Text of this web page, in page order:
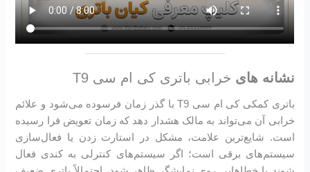
نشانه های خرابی باتری کی ام سی T9
باتری کمکی کی ام سی T9 با گذر زمان فرسوده می‌شود و علائم
خرابی آن می‌تواند به مالک هشدار دهد که زمان تعویض فرا رسیده
است. شایع‌ترین علامت، مشکل در استارت زدن یا فعال‌سازی
سیستم‌های برقی است؛ اگر سیستم‌های کنترلی به کندی فعال